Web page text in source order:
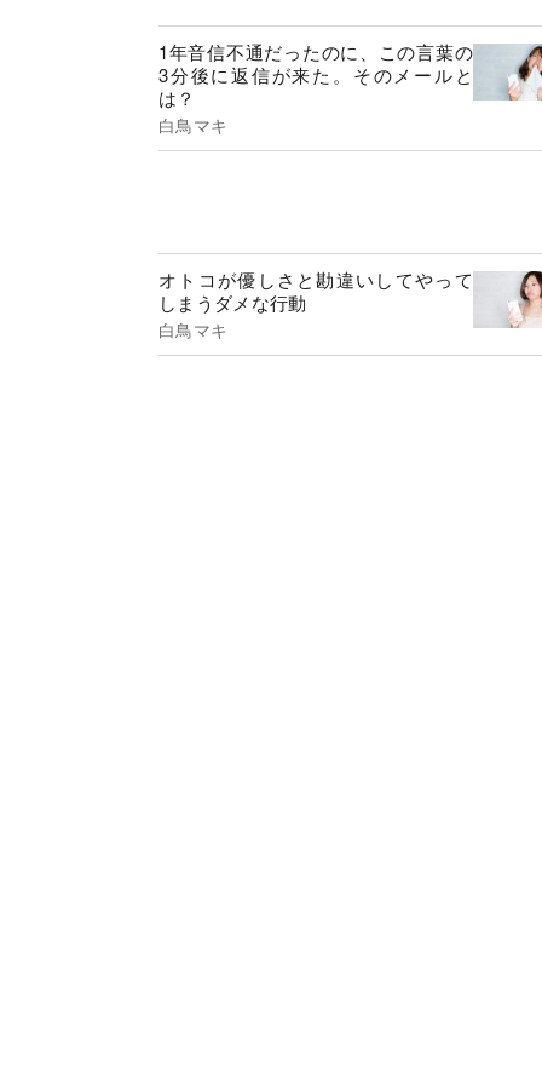
1年音信不通だったのに、この言葉の
3分後に返信が来た。そのメールと
は？
白鳥マキ
オトコが優しさと勘違いしてやって
しまうダメな行動
白鳥マキ